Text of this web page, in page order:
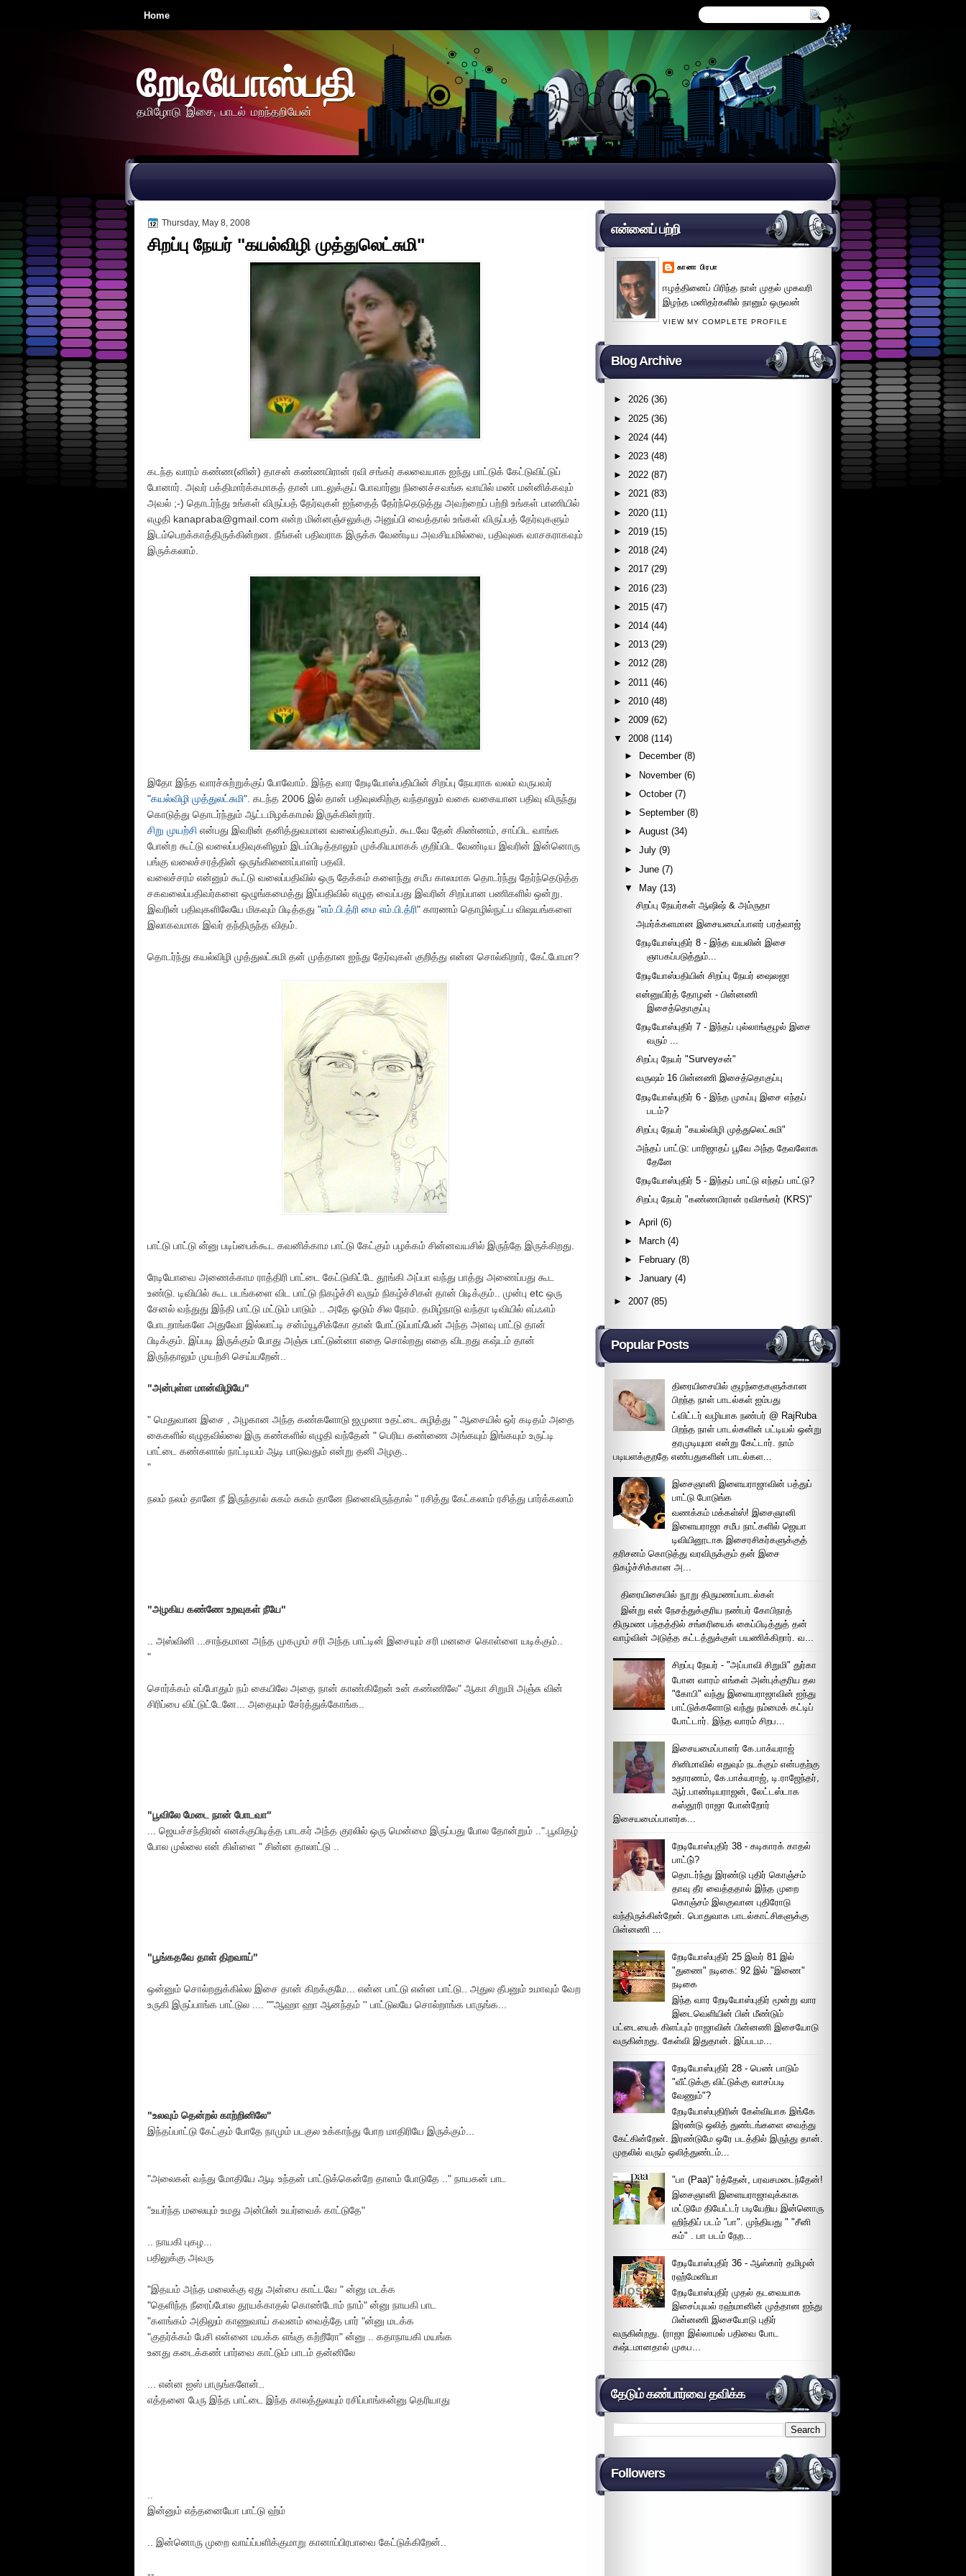
Home
றேடியோஸ்பதி
தமிழோடு இசை, பாடல் மறந்தறியேன்
Thursday, May 8, 2008
சிறப்பு நேயர் "கயல்விழி முத்துலெட்சுமி"
கடந்த வாரம் கண்ண(னின்) தாசன் கண்ணபிரான் ரவி சங்கர் கலவையாக ஐந்து பாட்டுக் கேட்டுவிட்டுப்
போனார். அவர் பக்திமார்க்கமாகத் தான் பாடலுக்குப் போவார்னு நினைச்சவங்க வாயில் மண் மன்னிக்கவும்
அவல் ;-) தொடர்ந்து உங்கள் விருப்பத் தேர்வுகள் ஐந்தைத் தேர்ந்தெடுத்து அவற்றைப் பற்றி உங்கள் பாணியில்
எழுதி kanapraba@gmail.com என்ற மின்னஞ்சலுக்கு அனுப்பி வைத்தால் உங்கள் விருப்பத் தேர்வுகளும்
இடம்பெறக்காத்திருக்கின்றன. நீங்கள் பதிவராக இருக்க வேண்டிய அவசியமில்லை, பதிவுலக வாசகராகவும்
இருக்கலாம்.
இதோ இந்த வாரச்சுற்றுக்குப் போவோம். இந்த வார றேடியோஸ்பதியின் சிறப்பு நேயராக வலம் வருபவர்
"கயல்விழி முத்துலட்சுமி". கடந்த 2006 இல் தான் பதிவுலகிற்கு வந்தாலும் வகை வகையான பதிவு விருந்து
கொடுத்து தொடர்ந்தும் ஆட்டமிழக்காமல் இருக்கின்றார்.
சிறு முயற்சி என்பது இவரின் தனித்துவமான வலைப்திவாகும். கூடவே தேன் கிண்ணம், சாப்பிட வாங்க
போன்ற கூட்டு வலைப்பதிவுகளிலும் இடம்பிடித்தாலும் முக்கியமாகக் குறிப்பிட வேண்டிய இவரின் இன்னொரு
பங்கு வலைச்சரத்தின் ஒருங்கிணைப்பாளர் பதவி.
வலைச்சரம் என்னும் கூட்டு வலைப்பதிவில் ஒரு தேக்கம் களைந்து சமீப காலமாக தொடர்ந்து தேர்ந்தெடுத்த
சகவலைப்பதிவர்களை ஒழுங்கமைத்து இப்பதிவில் எழுத வைப்பது இவரின் சிறப்பான பணிகளில் ஒன்று.
இவரின் பதிவுகளிலேயே மிகவும் பிடித்தது "எம்.பி.த்ரி மை எம்.பி.த்ரி" காரணம் தொழில்நுட்ப விஷயங்களை
இலாகவமாக இவர் தந்திருந்த விதம்.
தொடர்ந்து கயல்விழி முத்துலட்சுமி தன் முத்தான ஐந்து தேர்வுகள் குறித்து என்ன சொல்கிறார், கேட்போமா?
பாட்டு பாட்டு ன்னு படிப்பைக்கூட கவனிக்காம பாட்டு கேட்கும் பழக்கம் சின்னவயசில் இருந்தே இருக்கிறது.
ரேடியோவை அணைக்காம ராத்திரி பாட்டை கேட்டுகிட்டே தூங்கி அப்பா வந்து பாத்து அணைப்பது கூட
உண்டு. டிவியில் கூட படங்களை விட பாட்டு நிகழ்ச்சி வரும் நிகழ்ச்சிகள் தான் பிடிக்கும்.. முன்பு etc ஒரு
சேனல் வந்துது இந்தி பாட்டு மட்டும் பாடும் .. அதே ஓடும் சில நேரம். தமிழ்நாடு வந்தா டிவியில் எப்ஃஎம்
போடறாங்களே அதுவோ இல்லாட்டி சன்ம்யூசிக்கோ தான் போட்டுப்பாப்பேன் அந்த அளவு பாட்டு தான்
பிடிக்கும். இப்படி இருக்கும் போது அஞ்சு பாட்டுன்னா எதை சொல்றது எதை விடறது கஷ்டம் தான்
இருந்தாலும் முயற்சி செய்யறேன்..
"அன்புள்ள மான்விழியே"
" மெதுவான இசை , அழகான அந்த கண்களோடு ஜமுனா உதட்டை சுழித்து " ஆசையில் ஒர் கடிதம் அதை
கைகளில் எழுதவில்லை இரு கண்களில் எழுதி வந்தேன் " பெரிய கண்ணை அங்கயும் இங்கயும் உருட்டி
பாட்டை கண்களால் நாட்டியம் ஆடி பாடுவதும் என்று தனி அழகு..
"
நலம் நலம் தானே நீ இருந்தால் சுகம் சுகம் தானே நினைவிருந்தால் " ரசித்து கேட்கலாம் ரசித்து பார்க்கலாம்
"அழகிய கண்ணே உறவுகள் நீயே"
.. அஸ்வினி ...சாந்தமான அந்த முகமும் சரி அந்த பாட்டின் இசையும் சரி மனசை கொள்ளை யடிக்கும்..
"
சொர்க்கம் எப்போதும் நம் கையிலே அதை நான் காண்கிறேன் உன் கண்ணிலே" ஆகா சிறுமி அஞ்சு வின்
சிரிப்பை விட்டுட்டேனே... அதையும் சேர்த்துக்கோங்க..
"பூவிலே மேடை நான் போடவா"
... ஜெயச்சந்திரன் எனக்குபிடித்த பாடகர் அந்த குரலில் ஒரு மென்மை இருப்பது போல தோன்றும் ..".பூவிதழ்
போல முல்லை என் கிள்ளை " சின்ன தாலாட்டு ..
"பூங்கதவே தாள் திறவாய்"
ஒன்னும் சொல்றதுக்கில்ல இசை தான் கிறக்குமே... என்ன பாட்டு என்ன பாட்டு.. அதுல தீபனும் உமாவும் வேற
உருகி இருப்பாங்க பாட்டுல .... ""ஆஹா ஹா ஆனந்தம் '' பாட்டுலயே சொல்றாங்க பாருங்க...
"உலவும் தென்றல் காற்றினிலே"
இந்தப்பாட்டு கேட்கும் போதே நாமும் படகுல உக்காந்து போற மாதிரியே இருக்கும்...
"அலைகள் வந்து மோதியே ஆடி உந்தன் பாட்டுக்கென்றே தாளம் போடுதே .." நாயகன் பாட
"உயர்ந்த மலையும் உமது அன்பின் உயர்வைக் காட்டுதே"
.. நாயகி புகழ...
பதிலுக்கு அவரு
"இதயம் அந்த மலைக்கு ஏது அன்பை காட்டவே " ன்னு மடக்க
"தெளிந்த நீரைப்போல தூயக்காதல் கொண்டோம் நாம்" ன்னு நாயகி பாட
"களங்கம் அதிலும் காணுவாய் கவனம் வைத்தே பார் "ன்னு மடக்க
"குதர்க்கம் பேசி என்னை மயக்க எங்கு கற்றீரோ" ன்னு .. கதாநாயகி மயங்க
உனது கடைக்கண் பார்வை காட்டும் பாடம் தன்னிலே
... என்ன ஐஸ் பாருங்களேன்..
எத்தனை பேரு இந்த பாட்டை இந்த காலத்துலயும் ரசிப்பாங்கன்னு தெரியாது
இன்னும் எத்தனையோ பாட்டு ஹ்ம்
.. இன்னொரு முறை வாய்ப்பளிக்குமாறு கானாப்பிரபாவை கேட்டுக்கிறேன்..
என்னைப் பற்றி
கானா பிரபா
ஈழத்தினைப் பிரிந்த நாள் முதல் முகவரி
இழந்த மனிதர்களில் நானும் ஒருவன்
VIEW MY COMPLETE PROFILE
Blog Archive
► 2026 (36)
► 2025 (36)
► 2024 (44)
► 2023 (48)
► 2022 (87)
► 2021 (83)
► 2020 (11)
► 2019 (15)
► 2018 (24)
► 2017 (29)
► 2016 (23)
► 2015 (47)
► 2014 (44)
► 2013 (29)
► 2012 (28)
► 2011 (46)
► 2010 (48)
► 2009 (62)
▼
2008 (114)
►
December (8)
► November (6)
►October (7)
►September (8)
►August (34)
►July (9)
►June (7)
▼
May (13)
சிறப்பு நேயர்கள் ஆஷிஷ் & அம்ருதா
அமர்க்களமான இசையமைப்பாளர் பரத்வாஜ்
றேடியோஸ்புதிர் 8 - இந்த வயலின் இசை
ஞாபகப்படுத்தும்...
றேடியோஸ்பதியின் சிறப்பு நேயர் ஷைலஜா
என்னுயிர்த் தோழன் - பின்னணி
இசைத்தொகுப்பு
றேடியோஸ்புதிர் 7 - இந்தப் புல்லாங்குழல் இசை
வரும் ...
சிறப்பு நேயர் "Surveyசன்"
வருஷம் 16 பின்னணி இசைத்தொகுப்பு
றேடியோஸ்புதிர் 6 - இந்த முகப்பு இசை எந்தப்
படம்?
சிறப்பு நேயர் "கயல்விழி முத்துலெட்சுமி"
அந்தப் பாட்டு: பாரிஜாதப் பூவே அந்த தேவலோக
தேனே
றேடியோஸ்புதிர் 5 - இந்தப் பாட்டு எந்தப் பாட்டு?
சிறப்பு நேயர் "கண்ணபிரான் ரவிசங்கர் (KRS)"
►April (6)
►
March (4)
►
February (8)
►January (4)
► 2007 (85)
Popular Posts
திரையிசையில் குழந்தைகளுக்கான
பிறந்த நாள் பாடல்கள் ஐம்பது
ட்விட்டர் வழியாக நண்பர் @ RajRuba
பிறந்த நாள் பாடல்களின் பட்டியல் ஒன்று
தரமுடியுமா என்று கேட்டார். நாம்
படியளக்குறதே எண்பதுகளின் பாடல்கள...
இசைஞானி இளையராஜாவின் பத்துப்
பாட்டு போடுங்க
வணக்கம் மக்கள்ஸ்! இசைஞானி
இளையராஜா சமீப நாட்களில் ஜெயா
டிவியினூடாக இசைரசிகர்களுக்குத்
தரிசனம் கொடுத்து வரவிருக்கும் தன் இசை
நிகழ்ச்சிக்கான அ...
திரையிசையில் நூறு திருமணப்பாடல்கள்
இன்று என் நேசத்துக்குரிய நண்பர் கோபிநாத்
திருமண பந்தத்தில் சங்கரியைக் கைப்பிடித்துத் தன்
வாழ்வின் அடுத்த கட்டத்துக்குள் பயணிக்கிறார். வ...
சிறப்பு நேயர் - "அப்பாவி சிறுமி" துர்கா
போன வாரம் எங்கள் அன்புக்குரிய தல
"கோபி" வந்து இளையராஜாவின் ஐந்து
பாட்டுக்களோடு வந்து நம்மைக் கட்டிப்
போட்டார். இந்த வாரம் சிறப...
இசையமைப்பாளர் கே.பாக்யராஜ்
சினிமாவில் எதுவும் நடக்கும் என்பதற்கு
உதாரணம், கே.பாக்யராஜ், டி.ராஜேந்தர்,
ஆர்.பாண்டியராஜன், லேட்டஸ்டாக
கஸ்தூரி ராஜா போன்றோர்
இசையமைப்பாளர்க...
றேடியோஸ்புதிர் 38 - கடிகாரக் காதல்
பாட்டு்?
தொடர்ந்து இரண்டு புதிர் கொஞ்சம்
தாவு தீர வைத்ததால் இந்த முறை
கொஞ்சம் இலகுவான புதிரோடு
வந்திருக்கின்றேன். பொதுவாக பாடல்காட்சிகளுக்கு
பின்னணி ...
றேடியோஸ்புதிர் 25 இவர் 81 இல்
"துணை" நடிகை: 92 இல் "இணை"
நடிகை
இந்த வார றேடியோஸ்புதிர் மூன்று வார
இடைவெளியின் பின் மீண்டும்
பட்டையைக் கிளப்பும் ராஜாவின் பின்னணி இசையோடு
வருகின்றது. கேள்வி இதுதான். இப்படம...
றேடியோஸ்புதிர் 28 - பெண் பாடும்
"வீட்டுக்கு விட்டுக்கு வாசப்படி
வேணும்"?
றேடியோஸ்புதிரின் கேள்வியாக இங்கே
இரண்டு ஒலித் துண்டங்களை வைத்து
கேட்கின்றேன். இரண்டுமே ஒரே படத்தில் இருந்து தான்.
முதலில் வரும் ஒலித்துண்டம்...
"பா (Paa)" ர்த்தேன், பரவசமடைந்தேன்!
இசைஞானி இளையராஜாவுக்காக
மட்டுமே தியேட்டர் படியேறிய இன்னொரு
ஹிந்திப் படம் "பா". முந்தியது " "சீனி
கம்" . பா படம் நேற...
றேடியோஸ்புதிர் 36 - ஆஸ்கார் தமிழன்
ரஹ்மேனியா
றேடியோஸ்புதிர் முதல் தடவையாக
இசைப்புயல் ரஹ்மானின் முத்தான ஐந்து
பின்னணி இசையோடு புதிர்
வருகின்றது. (ராஜா இல்லாமல் பதிவை போட
கஷ்டமானதால் முகப...
தேடும் கண்பார்வை தவிக்க
Followers